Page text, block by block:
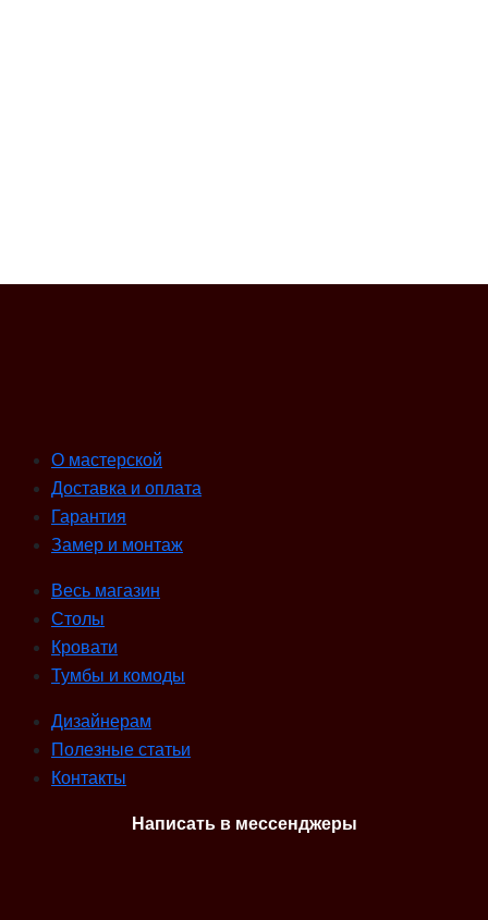
О мастерской
Доставка и оплата
Гарантия
Замер и монтаж
Весь магазин
Столы
Кровати
Тумбы и комоды
Дизайнерам
Полезные статьи
Контакты
Написать в мессенджеры